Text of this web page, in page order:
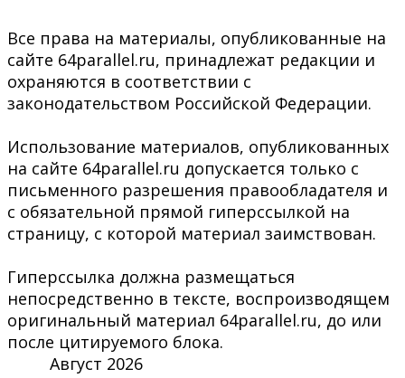
Все права на материалы, опубликованные на
сайте 64parallel.ru, принадлежат редакции и
охраняются в соответствии с
законодательством Российской Федерации.
Использование материалов, опубликованных
на сайте 64parallel.ru допускается только с
письменного разрешения правообладателя и
с обязательной прямой гиперссылкой на
страницу, с которой материал заимствован.
Гиперссылка должна размещаться
непосредственно в тексте, воспроизводящем
оригинальный материал 64parallel.ru, до или
после цитируемого блока.
Август 2026